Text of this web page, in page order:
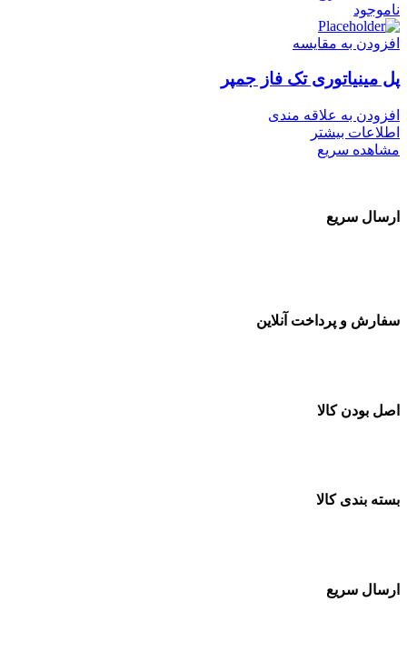
ناموجود
افزودن به مقایسه
پل مینیاتوری تک فاز جمپر
افزودن به علاقه مندی
اطلاعات بیشتر
مشاهده سریع
ارسال سریع
سفارش و پرداخت آنلاین
اصل بودن کالا
بسته بندی کالا
ارسال سریع